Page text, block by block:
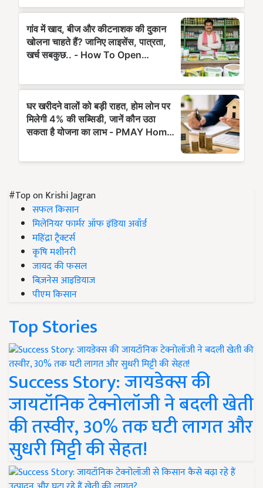
#Top on Krishi Jagran
सफल किसान
मिलेनियर फार्मर ऑफ इंडिया अवॉर्ड
महिंद्रा ट्रैक्टर्स
कृषि मशीनरी
जायद की फसल
बिज़नेस आइडियाज
पीएम किसान
Top Stories
Success Story: जायडेक्स की
जायटॉनिक टेक्नोलॉजी ने बदली खेती
की तस्वीर, 30% तक घटी लागत और
सुधरी मिट्टी की सेहत!